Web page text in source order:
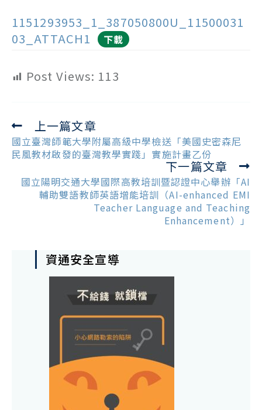
1151293953_1_387050800U_11500031
03_ATTACH1
下載
Post Views: 113
Read
more
articles
上一篇文章
國立臺灣師範大學附屬高級中學檢送「美國史密森尼
民風教材啟發的臺灣教學實踐」實施計畫乙份
下一篇文章
國立陽明交通大學國際高教培訓暨認證中心舉辦「AI
輔助雙語教師英語增能培訓（AI-enhanced EMI
Teacher Language and Teaching
Enhancement）」
資通安全宣導